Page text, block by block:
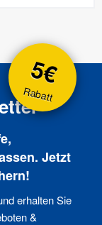
5€
Rabatt
Jetzt
erhalten Sie
&